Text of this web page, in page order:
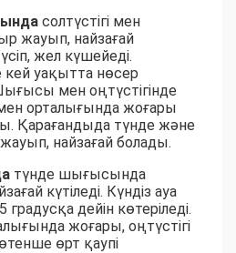
солтүстігі мен
жауып, найзағай
жел күшейеді.
уақытта нөсер
мен оңтүстігінде
орталығында жоғары
Қарағандыда түнде және
найзағай болады.
түнде шығысында
күтіледі. Күндіз ауа
дейін көтеріледі.
жоғары, оңтүстігі
өрт қаупі